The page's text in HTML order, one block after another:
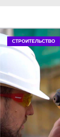
СТРОИТЕЛЬСТВО